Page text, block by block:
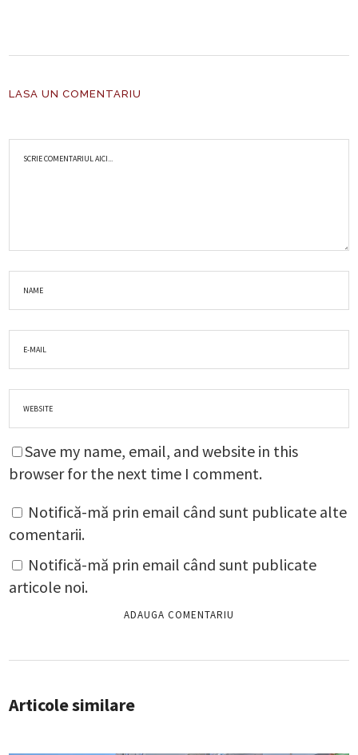
LASA UN COMENTARIU
Save my name, email, and website in this
browser for the next time I comment.
Notifică-mă prin email când sunt publicate alte
comentarii.
Notifică-mă prin email când sunt publicate
articole noi.
Articole similare